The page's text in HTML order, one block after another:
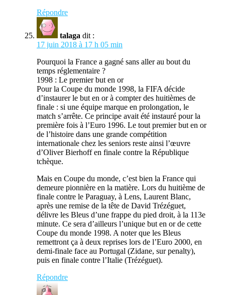
Répondre
talaga dit :
17 juin 2018 à 17 h 05 min
Pourquoi la France a gagné sans aller au bout du
temps réglementaire ?
1998 : Le premier but en or
Pour la Coupe du monde 1998, la FIFA décide
d’instaurer le but en or à compter des huitièmes de
finale : si une équipe marque en prolongation, le
match s’arrête. Ce principe avait été instauré pour la
première fois à l’Euro 1996. Le tout premier but en or
de l’histoire dans une grande compétition
internationale chez les seniors reste ainsi l’œuvre
d’Oliver Bierhoff en finale contre la République
tchèque.
Mais en Coupe du monde, c’est bien la France qui
demeure pionnière en la matière. Lors du huitième de
finale contre le Paraguay, à Lens, Laurent Blanc,
après une remise de la tête de David Trézéguet,
délivre les Bleus d’une frappe du pied droit, à la 113e
minute. Ce sera d’ailleurs l’unique but en or de cette
Coupe du monde 1998. A noter que les Bleus
remettront ça à deux reprises lors de l’Euro 2000, en
demi-finale face au Portugal (Zidane, sur penalty),
puis en finale contre l’Italie (Trézéguet).
Répondre